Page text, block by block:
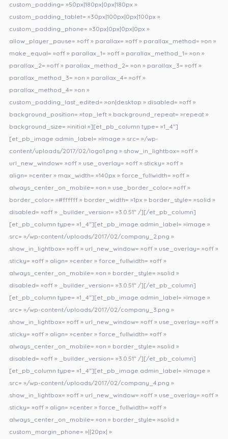
custom_padding= »50px|180px|0px|180px »
custom_padding_tablet= »30px|100px|0px|100px »
custom_padding_phone= »30px|0px|0px|0px »
allow_player_pause= »off » parallax= »off » parallax_method= »on »
make_equal= »off » parallax_1= »off » parallax_method_1= »on »
parallax_2= »off » parallax_method_2= »on » parallax_3= »off »
parallax_method_3= »on » parallax_4= »off »
parallax_method_4= »on »
custom_padding_last_edited= »on|desktop » disabled= »off »
background_position= »top_left » background_repeat= »repeat »
background_size= »initial »][et_pb_column type= »1_4″]
[et_pb_image admin_label= »Image » src= »/wp-
content/uploads/2017/02/logo1.png » show_in_lightbox= »off »
url_new_window= »off » use_overlay= »off » sticky= »off »
align= »center » max_width= »140px » force_fullwidth= »off »
always_center_on_mobile= »on » use_border_color= »off »
border_color= »#ffffff » border_width= »1px » border_style= »solid »
disabled= »off » _builder_version= »3.0.51″ /][/et_pb_column]
[et_pb_column type= »1_4″][et_pb_image admin_label= »Image »
src= »/wp-content/uploads/2017/02/company_2.png »
show_in_lightbox= »off » url_new_window= »off » use_overlay= »off »
sticky= »off » align= »center » force_fullwidth= »off »
always_center_on_mobile= »on » border_style= »solid »
disabled= »off » _builder_version= »3.0.51″ /][/et_pb_column]
[et_pb_column type= »1_4″][et_pb_image admin_label= »Image »
src= »/wp-content/uploads/2017/02/company_3.png »
show_in_lightbox= »off » url_new_window= »off » use_overlay= »off »
sticky= »off » align= »center » force_fullwidth= »off »
always_center_on_mobile= »on » border_style= »solid »
disabled= »off » _builder_version= »3.0.51″ /][/et_pb_column]
[et_pb_column type= »1_4″][et_pb_image admin_label= »Image »
src= »/wp-content/uploads/2017/02/company_4.png »
show_in_lightbox= »off » url_new_window= »off » use_overlay= »off »
sticky= »off » align= »center » force_fullwidth= »off »
always_center_on_mobile= »on » border_style= »solid »
custom_margin_phone= »||20px| »